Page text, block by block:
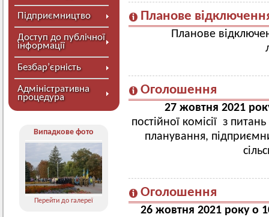
Підприємництво
Доступ до публічної
інформації
Безбар’єрність
Адміністративна
процедура
Випадкове фото
Перейти до галереї
Планове
Планове
Оголошення
27 жовтня 2021
постійної комісії з
планування,
Оголошення
26 жовтня 2021 року о